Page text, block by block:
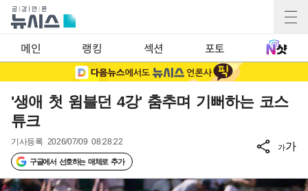
메인 랭킹 섹션 포토
'생애 첫 윔블던 4강' 춤추며 기뻐하는 코스
튜크
기사등록 2026/07/09 08:28:22
구글에서 선호하는 매체로 추가
가가